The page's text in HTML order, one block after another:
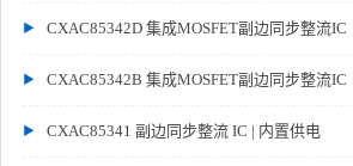
CXAC85342D 集成MOSFET副边同步整流IC
CXAC85342B 集成MOSFET副边同步整流IC
CXAC85341 副边同步整流 IC | 内置供电